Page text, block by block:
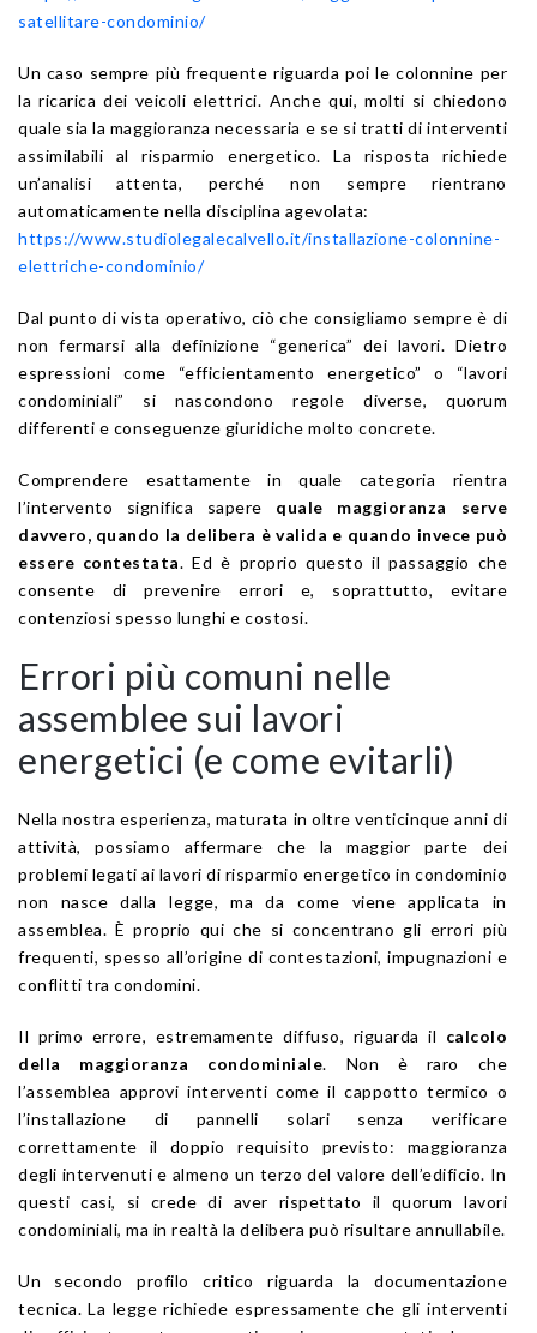
satellitare-condominio/
Un caso sempre più frequente riguarda poi le colonnine per
la ricarica dei veicoli elettrici. Anche qui, molti si chiedono
quale sia la maggioranza necessaria e se si tratti di interventi
assimilabili al risparmio energetico. La risposta richiede
un’analisi attenta, perché non sempre rientrano
automaticamente nella disciplina agevolata:
https://www.studiolegalecalvello.it/installazione-colonnine-
elettriche-condominio/
Dal punto di vista operativo, ciò che consigliamo sempre è di
non fermarsi alla definizione “generica” dei lavori. Dietro
espressioni come “efficientamento energetico” o “lavori
condominiali” si nascondono regole diverse, quorum
differenti e conseguenze giuridiche molto concrete.
Comprendere esattamente in quale categoria rientra
l’intervento significa sapere quale maggioranza serve
davvero, quando la delibera è valida e quando invece può
essere contestata. Ed è proprio questo il passaggio che
consente di prevenire errori e, soprattutto, evitare
contenziosi spesso lunghi e costosi.
Errori più comuni nelle
assemblee sui lavori
energetici (e come evitarli)
Nella nostra esperienza, maturata in oltre venticinque anni di
attività, possiamo affermare che la maggior parte dei
problemi legati ai lavori di risparmio energetico in condominio
non nasce dalla legge, ma da come viene applicata in
assemblea. È proprio qui che si concentrano gli errori più
frequenti, spesso all’origine di contestazioni, impugnazioni e
conflitti tra condomini.
Il primo errore, estremamente diffuso, riguarda il calcolo
della maggioranza condominiale. Non è raro che
l’assemblea approvi interventi come il cappotto termico o
l’installazione di pannelli solari senza verificare
correttamente il doppio requisito previsto: maggioranza
degli intervenuti e almeno un terzo del valore dell’edificio. In
questi casi, si crede di aver rispettato il quorum lavori
condominiali, ma in realtà la delibera può risultare annullabile.
Un secondo profilo critico riguarda la documentazione
tecnica. La legge richiede espressamente che gli interventi